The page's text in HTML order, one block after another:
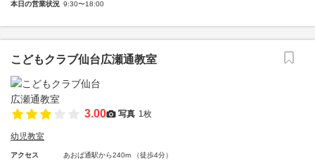
本日の営業状況 9:30〜18:00
こどもクラブ仙台広瀬通教室
3.00 写真 1枚
幼児教室
アクセス あおば通駅から240m （徒歩4分）